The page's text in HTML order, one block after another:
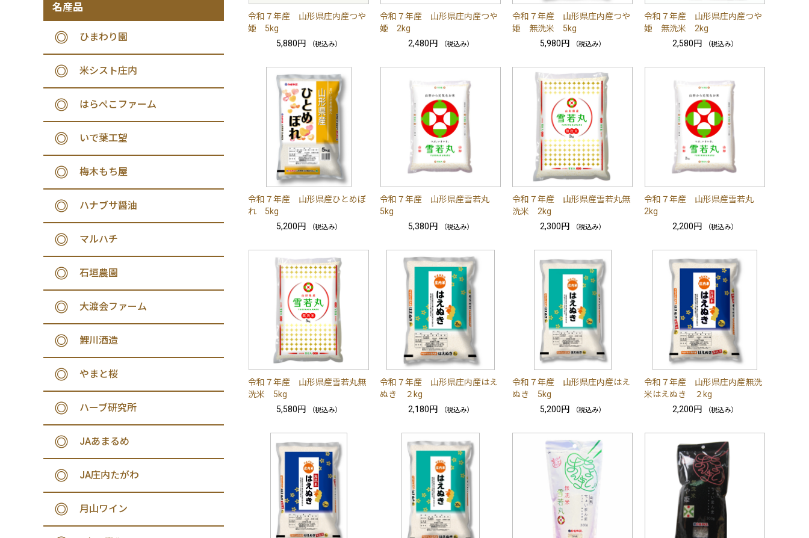
令和７年産 山形県庄内産つや
姫 5kg
5,880円
（税込み）
令和７年産 山形県庄内産つや
姫 2kg
2,480円
（税込み）
令和７年産 山形県庄内産つや
姫 無洗米 5kg
5,980円
（税込み）
令和７年産 山形県庄内産つや
姫 無洗米 2kg
2,580円
（税込み）
令和７年産 山形県産ひとめぼ
れ 5kg
5,200円
（税込み）
令和７年産 山形県産雪若丸
5kg
5,380円
（税込み）
令和７年産 山形県産雪若丸無
洗米 2kg
2,300円
（税込み）
令和７年産 山形県産雪若丸
2kg
2,200円
（税込み）
令和７年産 山形県産雪若丸無
洗米 5kg
5,580円
（税込み）
令和７年産 山形県庄内産はえ
ぬき ２kg
2,180円
（税込み）
令和７年産 山形県庄内産はえ
ぬき 5kg
5,200円
（税込み）
令和７年産 山形県庄内産無洗
米はえぬき ２kg
2,200円
（税込み）
名産品
ひまわり園
米シスト庄内
はらぺこファーム
いで葉工望
梅木もち屋
ハナブサ醤油
マルハチ
石垣農園
大渡会ファーム
鯉川酒造
やまと桜
ハーブ研究所
JAあまるめ
JA庄内たがわ
月山ワイン